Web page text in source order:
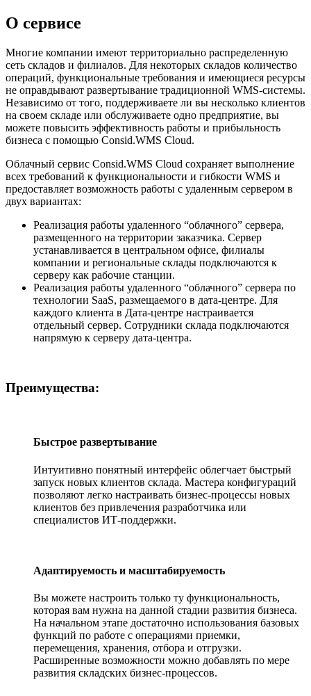
О сервисе
Многие компании имеют территориально распределенную
сеть складов и филиалов. Для некоторых складов количество
операций, функциональные требования и имеющиеся ресурсы
не оправдывают развертывание традиционной WMS-системы.
Независимо от того, поддерживаете ли вы несколько клиентов
на своем складе или обслуживаете одно предприятие, вы
можете повысить эффективность работы и прибыльность
бизнеса с помощью Consid.WMS Cloud.
Облачный сервис Consid.WMS Cloud сохраняет выполнение
всех требований к функциональности и гибкости WMS и
предоставляет возможность работы с удаленным сервером в
двух вариантах:
Реализация работы удаленного “облачного” сервера,
размещенного на территории заказчика. Сервер
устанавливается в центральном офисе, филиалы
компании и региональные склады подключаются к
серверу как рабочие станции.
Реализация работы удаленного “облачного” сервера по
технологии SaaS, размещаемого в дата-центре. Для
каждого клиента в Дата-центре настраивается
отдельный сервер. Сотрудники склада подключаются
напрямую к серверу дата-центра.
Преимущества:
Быстрое развертывание
Интуитивно понятный интерфейс облегчает быстрый
запуск новых клиентов склада. Мастера конфигураций
позволяют легко настраивать бизнес-процессы новых
клиентов без привлечения разработчика или
специалистов ИТ-поддержки.
Адаптируемость и масштабируемость
Вы можете настроить только ту функциональность,
которая вам нужна на данной стадии развития бизнеса.
На начальном этапе достаточно использования базовых
функций по работе с операциями приемки,
перемещения, хранения, отбора и отгрузки.
Расширенные возможности можно добавлять по мере
развития складских бизнес-процессов.